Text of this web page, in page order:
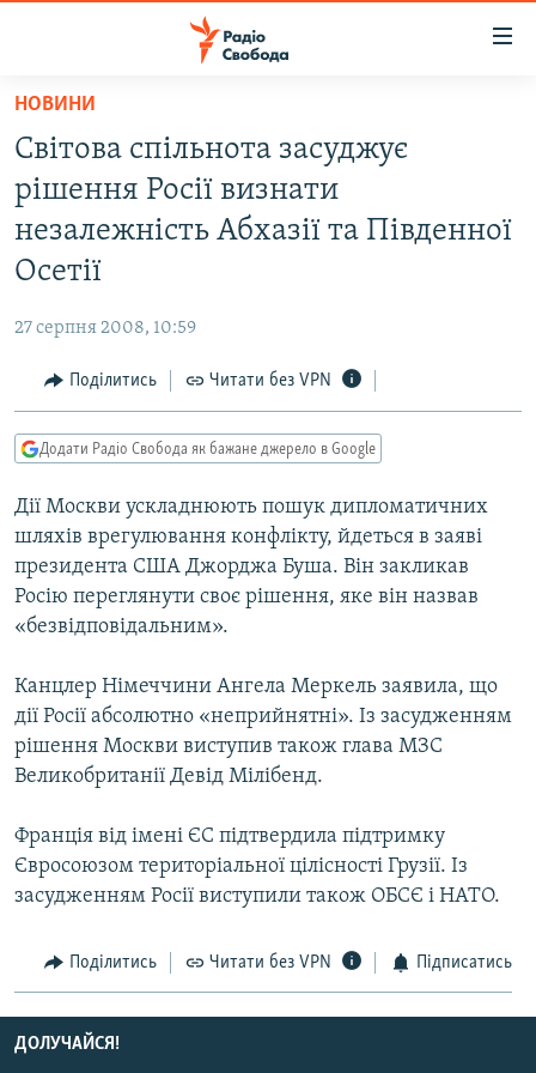
Перейти
основного
матеріалу
Перейти
до
основної
Перейти
пошуку
СТАТТІ
ПОЛІТИКА
СУСПІЛЬСТВО
КУЛЬТУРА
СПОРТ
СВІТ
ВІЙНА
ДОНБАС.РЕАЛІЇ
КРИМ.РЕАЛІЇ
ТИ ЯК?
ПРИАЗОВ’Я
КИТАЙ.ВИКЛИКИ
МУЛЬТИМЕДІА
СПЕЦПРОЄКТИ
ПОДКАСТИ
РУС
УКР
КТАТ
ДОЛУЧАЙСЯ!
НОВИНИ
Світова спільнота засуджує
рішення Росії визнати
незалежність Абхазії та Південної
Осетії
27 серпня 2008, 10:59
Поділитись Читати без VPN
Додати Радіо Свобода як бажане джерело в Google
Дії Москви ускладнюють пошук дипломатичних
шляхів врегулювання конфлікту, йдеться в заяві
президента США Джорджа Буша. Він закликав
Росію переглянути своє рішення, яке він назвав
«безвідповідальним».
Канцлер Німеччини Ангела Меркель заявила, що
дії Росії абсолютно «неприйнятні». Із засудженням
рішення Москви виступив також глава МЗС
Великобританії Девід Мілібенд.
Франція від імені ЄС підтвердила підтримку
Євросоюзом територіальної цілісності Грузії. Із
засудженням Росії виступили також ОБСЄ і НАТО.
Поділитись Читати без VPN Підписатись
ДОЛУЧАЙСЯ!